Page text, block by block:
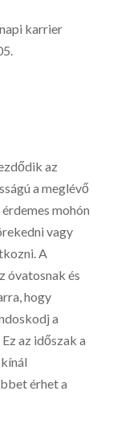
karrier
az
a meglévő
mohón
vagy
A
óvatosnak és
hogy
a
az időszak a
érhet a